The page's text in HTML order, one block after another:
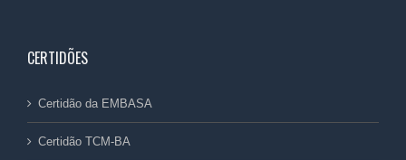
CERTIDÕES
Certidão da EMBASA
Certidão TCM-BA